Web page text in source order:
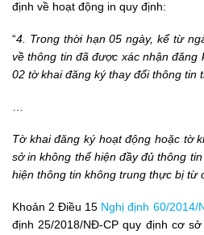
định về hoạt động in quy định:
“4. Trong thời hạn 05 ngày, kể từ
về thông tin đã được xác nhận đăng
02 tờ khai đăng ký thay đổi thông tin
Tờ khai đăng ký hoạt động hoặc tờ
sở in không thể hiện đầy đủ thông
hiện thông tin không trung thực bị từ
Khoản 2 Điều 15 Nghị định 60/2014/
định 25/2018/NĐ-CP quy định cơ